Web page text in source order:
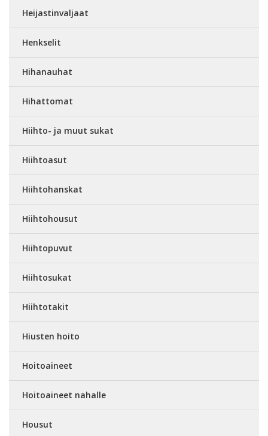
Heijastinvaljaat
Henkselit
Hihanauhat
Hihattomat
Hiihto- ja muut sukat
Hiihtoasut
Hiihtohanskat
Hiihtohousut
Hiihtopuvut
Hiihtosukat
Hiihtotakit
Hiusten hoito
Hoitoaineet
Hoitoaineet nahalle
Housut